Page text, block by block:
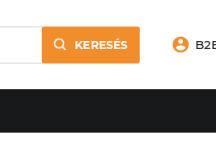
KERESÉS